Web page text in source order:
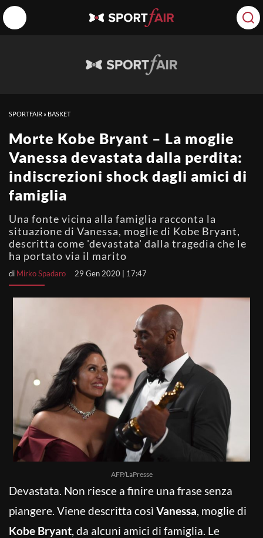
SPORTFAIR » BASKET
Morte Kobe Bryant – La moglie
Vanessa devastata dalla perdita:
indiscrezioni shock dagli amici di
famiglia
Una fonte vicina alla famiglia racconta la
situazione di Vanessa, moglie di Kobe Bryant,
descritta come 'devastata' dalla tragedia che le
ha portato via il marito
di Mirko Spadaro 29 Gen 2020 | 17:47
AFP/LaPresse
Devastata. Non riesce a finire una frase senza
piangere. Viene descritta così Vanessa, moglie di
Kobe Bryant, da alcuni amici di famiglia. Le